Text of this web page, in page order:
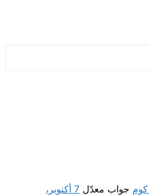
جواب معدّل
7 أكتوبر،